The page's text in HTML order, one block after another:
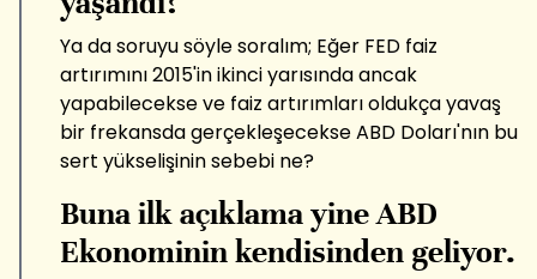
Ya da soruyu söyle soralım; Eğer FED faiz
artırımını 2015'in ikinci yarısında ancak
yapabilecekse ve faiz artırımları oldukça yavaş
bir frekansda gerçekleşecekse ABD Doları'nın bu
sert yükselişinin sebebi ne?
Buna ilk açıklama yine ABD
Ekonominin kendisinden geliyor.